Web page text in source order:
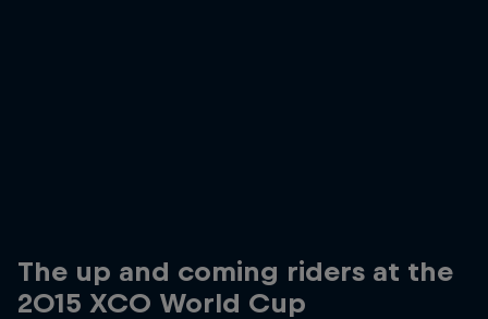
The up and coming riders at the
2015 XCO World Cup